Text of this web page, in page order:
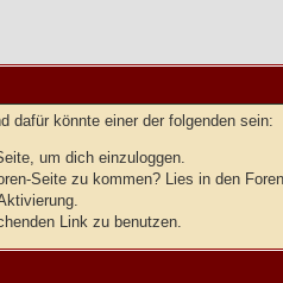
dafür könnte einer der folgenden sein:
um dich einzuloggen.
Seite zu kommen? Lies in den
Link zu benutzen.